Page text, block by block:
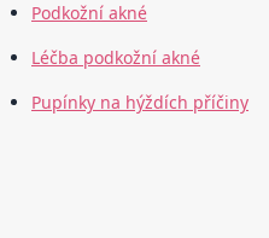
Podkožní akné
Léčba podkožní akné
Pupínky na hýždích příčiny